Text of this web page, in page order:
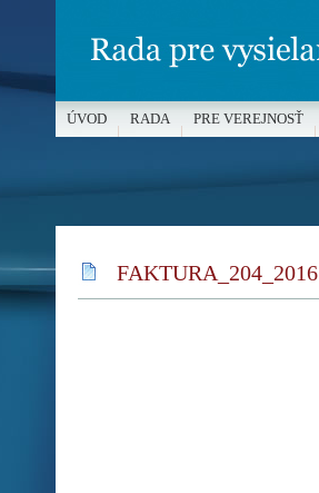
FAKTURA_204_2016
ÚVOD RADA PRE VEREJNOSŤ